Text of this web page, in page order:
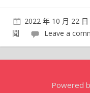
2022 年 10 月 22 日
聞
Leave a
Powered